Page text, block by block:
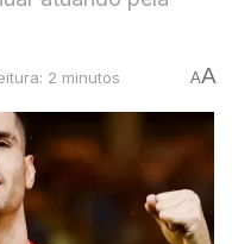
2 minutos AA